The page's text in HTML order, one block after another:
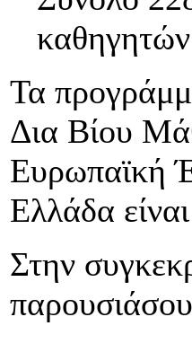
Τα
Δια Βίου
Ευρωπαϊκή
Ελλάδα
Στην